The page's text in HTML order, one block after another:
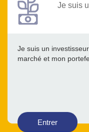
Je suis
Je suis un
marché et mon
Entrer